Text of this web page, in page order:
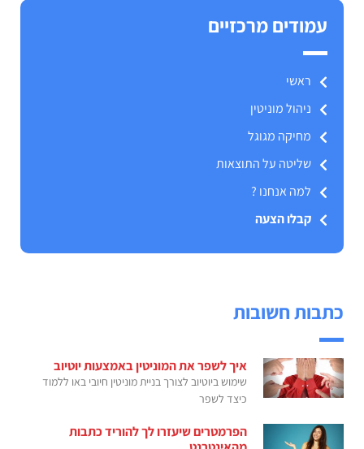
עמודים מרכזיים
ראשי
ניהול מוניטין
מחיקה מגוגל
שליטה על התוצאות
למה אנחנו ?
קבלו הצעה
כתבות חשובות
איך לשפר את המוניטין באמצעות יוטיוב
שימוש ביוטיוב לצורך בניית מוניטין חיובי באו ללמוד
כיצד לשפר
הפרמטרים שיעזרו לך להוריד כתבות